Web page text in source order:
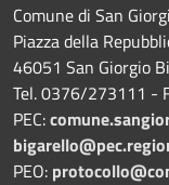
Comune di San
Piazza della
46051 San Giorgio
Tel. 0376/273111 -
PEC:
PEO: